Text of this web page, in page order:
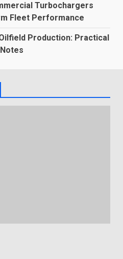
Turbochargers
Fleet Performance
Production: Practical